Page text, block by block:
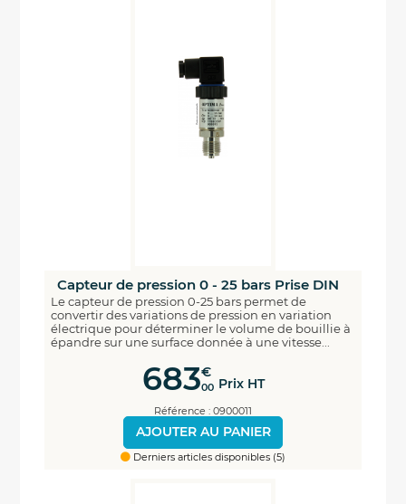
Capteur de pression 0 - 25 bars Prise DIN
Le capteur de pression 0-25 bars permet de
convertir des variations de pression en variation
électrique pour déterminer le volume de bouillie à
épandre sur une surface donnée à une vitesse...
683€
00 Prix HT
Référence : 0900011
AJOUTER AU PANIER
Derniers articles disponibles (5)